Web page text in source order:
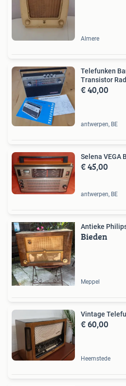
Almere
Telefunken
Transistor
€ 40,00
antwerpen, BE
Selena VEGA
€ 45,00
antwerpen, BE
Antieke
Bieden
Meppel
Vintage
€ 60,00
Heemstede